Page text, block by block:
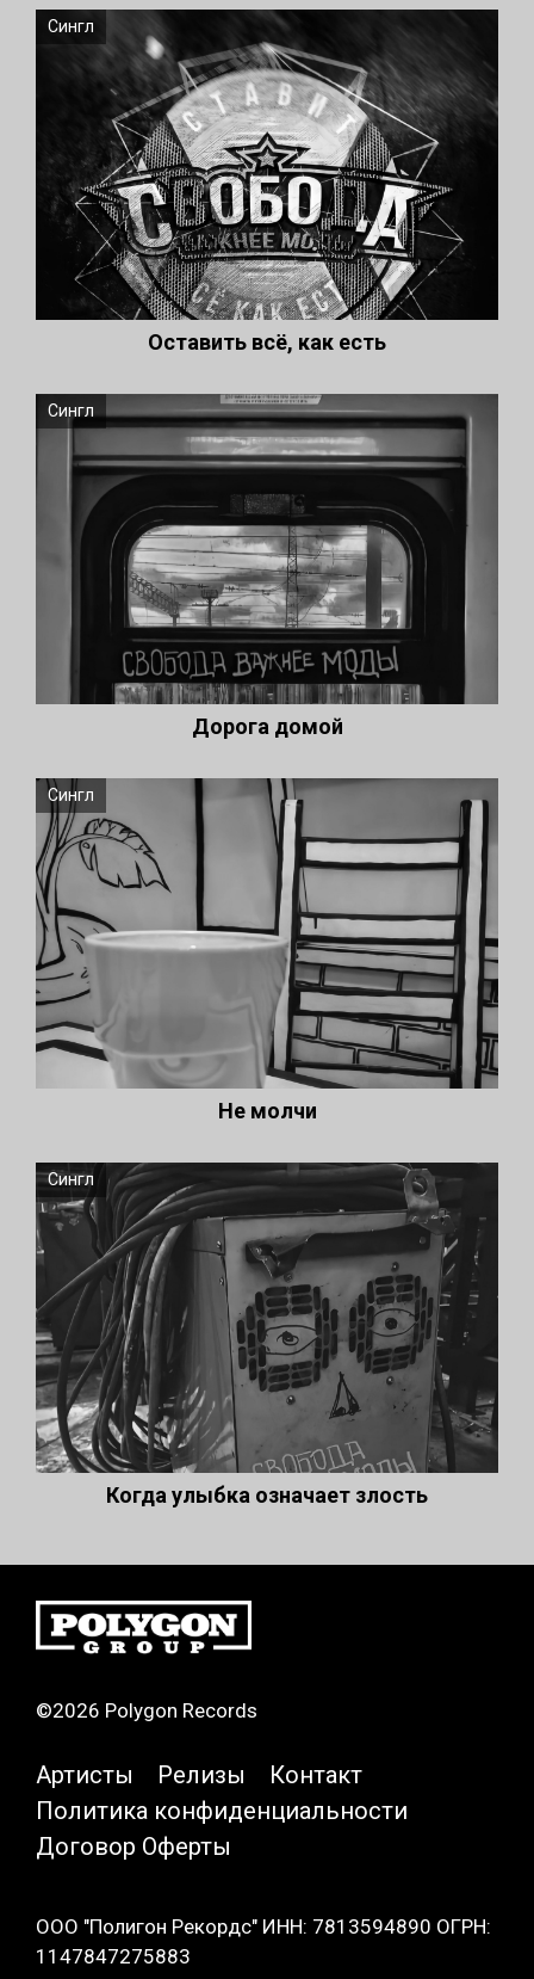
Сингл
Оставить всё, как есть
Сингл
Дорога домой
Сингл
Не молчи
Сингл
Когда улыбка означает злость
©2026 Polygon Records
Артисты Релизы
Контакт
Политика конфиденциальности
Договор Оферты
ООО "Полигон Рекордс" ИНН: 7813594890 ОГРН:
1147847275883